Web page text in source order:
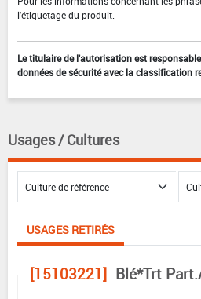
l'étiquetage du produit.
Le titulaire de l'autorisation est
données de sécurité avec la classification
Usages / Cultures
USAGES RETIRÉS
[15103221] Blé*Trt